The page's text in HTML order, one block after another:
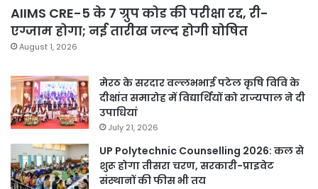
AIIMS CRE-5 के 7 ग्रुप कोड की परीक्षा रद्द, री-
एग्जाम होगा; नई तारीख जल्द होगी घोषित
August 1, 2026
मेरठ के सरदार वल्लभभाई पटेल कृषि विवि के
दीक्षांत समारोह में विद्यार्थियों को राज्यपाल ने दी
उपाधियां
July 21, 2026
UP Polytechnic Counselling 2026: कल से
शुरू होगा तीसरा चरण, सरकारी-प्राइवेट
संस्थानों की फीस भी तय